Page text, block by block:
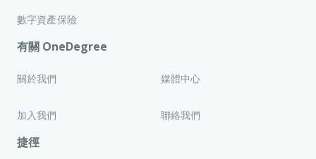
數字資產保險
有關 OneDegree
關於我們 媒體中心
加入我們 聯絡我們
捷徑